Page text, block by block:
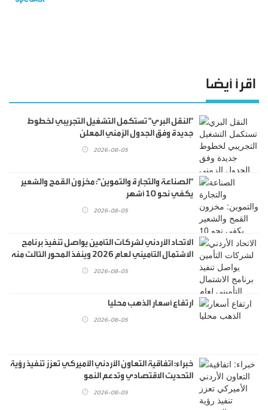
اقرأ أيضا
"النقل البري" تستكمل التشغيل التجريبي لخطوط
جديدة وفق الجدول الزمني المعلن
2026-08-05
"الصناعة والتجارة والتموين": مخزون القمح والشعير
يكفي نحو 10 أشهر
2026-08-05
الاتحاد الأردني لشركات التأمين يواصل تنفيذ برنامج
الاشتمال التأميني لعام 2026 وينفذ المحور الثالث منه
2026-08-05
ارتفاع أسعار الذهب محليا
2026-08-05
خبراء: اتفاقية التعاون الأردني الأميركي تعزز تنفيذ رؤية
التحديث الاقتصادي وتدعم النمو
2026-08-05